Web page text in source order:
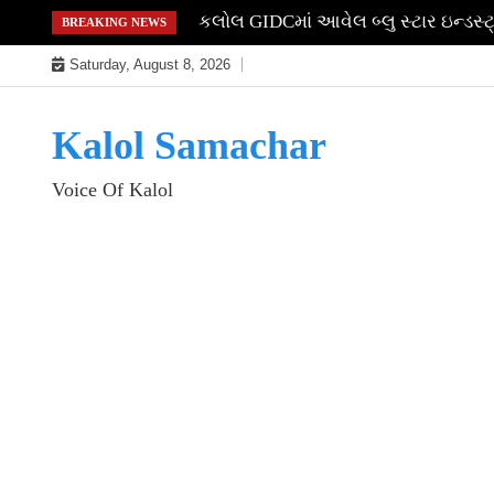
to
content
BREAKING NEWS કલોલ GIDCમાં આવેલ બ્લુ સ્ટાર
Saturday, August 8, 2026
Kalol Samachar
Voice Of Kalol